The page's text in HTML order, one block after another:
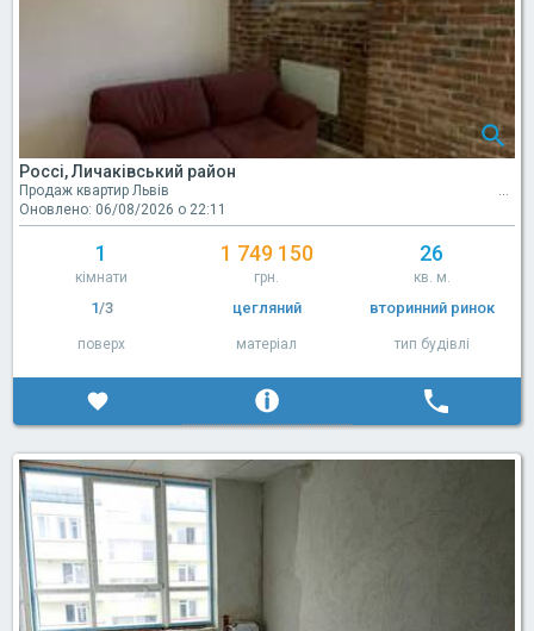
Россі, Личаківський район
Продаж квартир Львів
Оновлено: 06/08/2026 о 22:11
1
кімнати
1 749 150
грн.
26
кв. м.
1/3
поверх
цегляний
матеріал
вторинний ринок
тип будівлі